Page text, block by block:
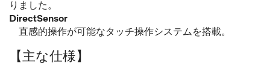
りました。
DirectSensor
直感的操作が可能なタッチ操作システムを搭載。
【主な仕様】